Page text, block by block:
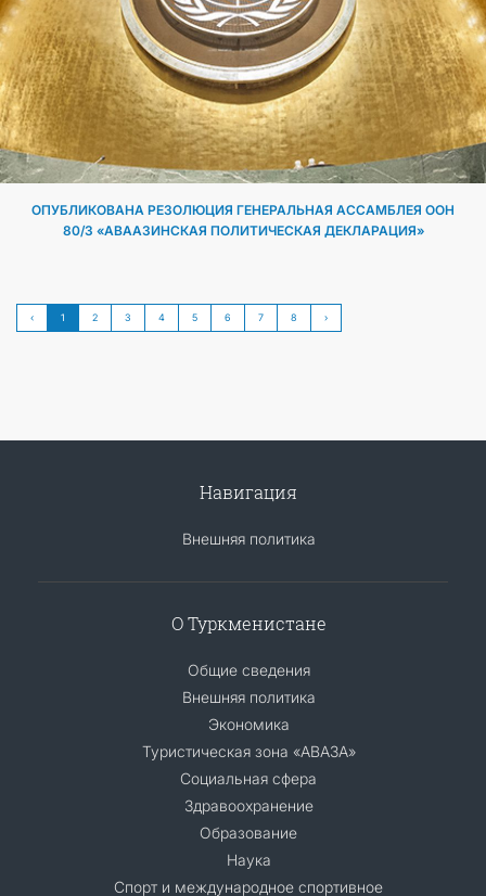
ОПУБЛИКОВАНА РЕЗОЛЮЦИЯ ГЕНЕРАЛЬНАЯ АССАМБЛЕЯ ООН
80/3 «АВААЗИНСКАЯ ПОЛИТИЧЕСКАЯ ДЕКЛАРАЦИЯ»
‹ 1 2 3 4 5 6 7 8 ›
Навигация
Внешняя политика
О Туркменистане
Общие сведения
Внешняя политика
Экономика
Туристическая зона «АВАЗА»
Социальная сфера
Здравоохранение
Образование
Наука
Спорт и международное спортивное